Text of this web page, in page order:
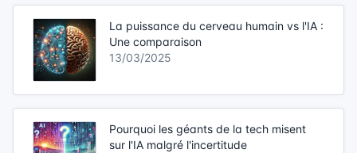
La puissance du cerveau humain vs l'IA :
Une comparaison
13/03/2025
Pourquoi les géants de la tech misent
sur l'IA malgré l'incertitude